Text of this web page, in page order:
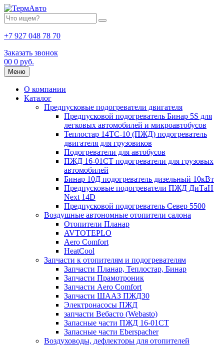
+7 927 048 78 70
Заказать звонок
00 0 руб.
Меню
О компании
Каталог
Предпусковые подогреватели двигателя
Предпусковой подогреватель Бинар 5S для
легковых автомобилей и микроавтобусов
Теплостар 14ТС-10 (ПЖД) подогреватель
двигателя для грузовиков
Подогреватели для автобусов
ПЖД 16-01СТ подогреватели для грузовых
автомобилей
Бинар 10Д подогреватель дизельный 10кВт
Предпусковые подогреватели ПЖД ДиТаН
Next 14D
Предпусковой подогреватель Север 5500
Воздушные автономные отопители салона
Отопители Планар
AVTOTEPLO
Aero Comfort
HeatCool
Запчасти к отопителям и подогревателям
Запчасти Планар, Теплостар, Бинар
Запчасти Прамотроник
Запчасти Aero Comfort
Запчасти ШААЗ ПЖД30
Электронасосы ПЖД
запчасти Вебасто (Webasto)
Запасные части ПЖД 16-01СТ
Запасные части Eberspacher
Воздуховоды, дефлекторы для отопителей